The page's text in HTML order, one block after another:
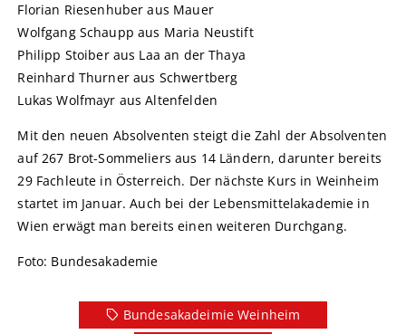
Florian Riesenhuber aus Mauer
Wolfgang Schaupp aus Maria Neustift
Philipp Stoiber aus Laa an der Thaya
Reinhard Thurner aus Schwertberg
Lukas Wolfmayr aus Altenfelden
Mit den neuen Absolventen steigt die Zahl der Absolventen
auf 267 Brot-Sommeliers aus 14 Ländern, darunter bereits
29 Fachleute in Österreich. Der nächste Kurs in Weinheim
startet im Januar. Auch bei der Lebensmittelakademie in
Wien erwägt man bereits einen weiteren Durchgang.
Foto: Bundesakademie
Bundesakadeimie Weinheim